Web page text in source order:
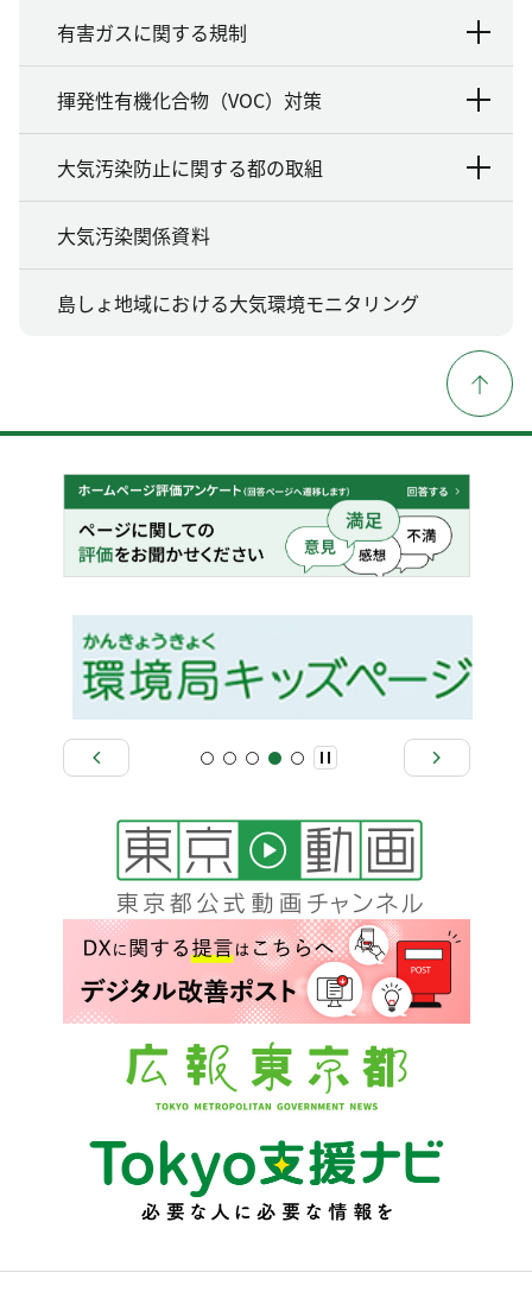
有害ガスに関する規制
揮発性有機化合物（VOC）対策
大気汚染防止に関する都の取組
大気汚染関係資料
島しょ地域における大気環境モニタリング